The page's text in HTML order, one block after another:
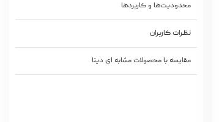
محدودیت‌ها و کاربردها
نظرات کاربران
مقایسه با محصولات مشابه ای دیتا